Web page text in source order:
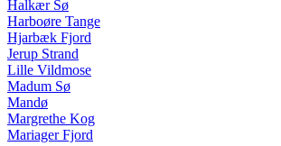
Halkær Sø
Harboøre Tange
Hjarbæk Fjord
Jerup Strand
Lille Vildmose
Madum Sø
Mandø
Margrethe Kog
Mariager Fjord